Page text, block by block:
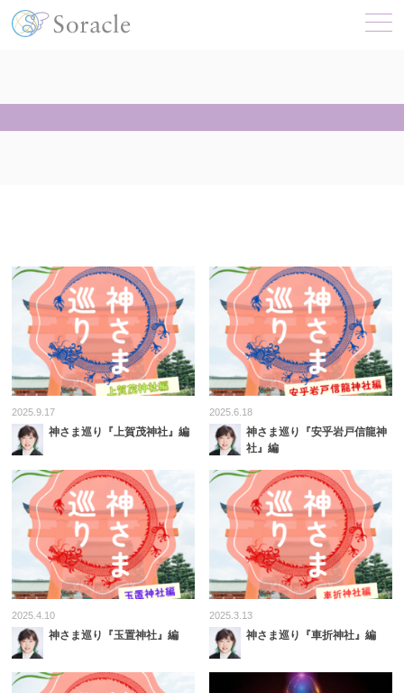
2025.9.17
神さま巡り『上賀茂神社』編
2025.6.18
神さま巡り『安乎岩戸信龍神
社』編
2025.4.10
神さま巡り『玉置神社』編
2025.3.13
神さま巡り『車折神社』編